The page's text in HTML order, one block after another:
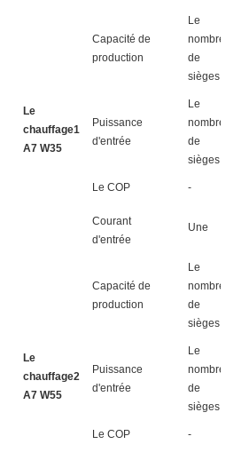
Le
chauffage1
A7 W35
Capacité de
production
Le
nombre
de
sièges
Puissance
d'entrée
Le
nombre
de
sièges
Le COP -
Courant
d'entrée
Une
Le
chauffage2
A7 W55
Capacité de
production
Le
nombre
de
sièges
Puissance
d'entrée
Le
nombre
de
sièges
Le COP -